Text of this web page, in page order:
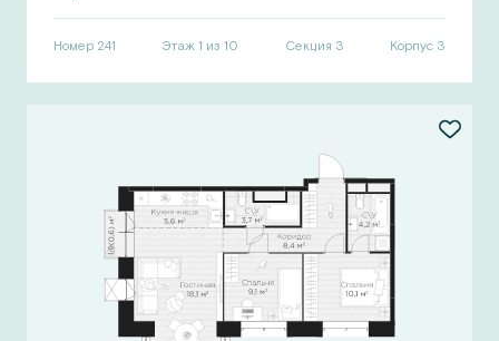
Номер 241 Этаж 1 из 10 Секция 3 Корпус 3